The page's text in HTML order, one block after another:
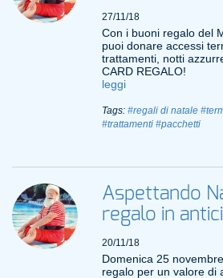
27/11/18
Con i buoni regalo del
puoi donare accessi
trattamenti, notti
CARD REGALO!
leggi
Tags: #regali di natale
#trattamenti #pacchetti
Aspettando
regalo in
20/11/18
Domenica 25
regalo per un valore di